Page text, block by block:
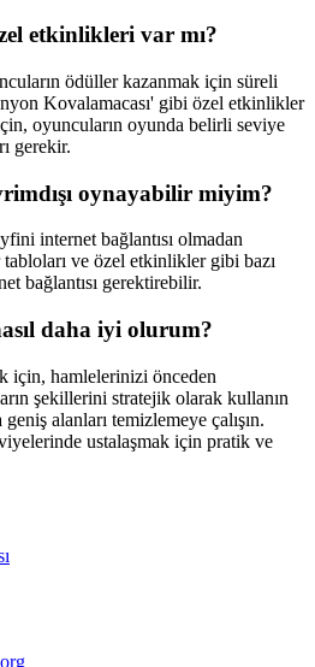
etkinlikleri var mı?
ödüller kazanmak için süreli
Kovalamacası' gibi özel etkinlikler
oyuncuların oyunda belirli seviye
gerekir.
oynayabilir miyim?
internet bağlantısı olmadan
ve özel etkinlikler gibi bazı
bağlantısı gerektirebilir.
daha iyi olurum?
için, hamlelerinizi önceden
şekillerini stratejik olarak kullanın
alanları temizlemeye çalışın.
ustalaşmak için pratik ve